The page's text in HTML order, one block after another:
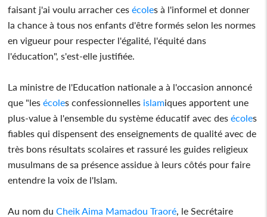
faisant j'ai voulu arracher cesécoles à l'informel et donner
la chance à tous nos enfants d'être formés selon les normes
en vigueur pour respecter l'égalité, l'équité dans
l'éducation", s'est-elle justifiée.
La ministre de l'Education nationale a à l'occasion annoncé
que "lesécoles confessionnelles islamiques apportent une
plus-value à l'ensemble du système éducatif avec desécoles
fiables qui dispensent des enseignements de qualité avec de
très bons résultats scolaires et rassuré les guides religieux
musulmans de sa présence assidue à leurs côtés pour faire
entendre la voix de l'Islam.
Au nom duCheik Aima Mamadou Traoré , le Secrétaire